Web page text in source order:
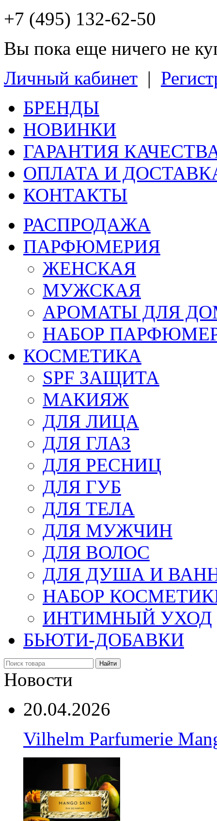
+7 (495) 132-62-50
Вы пока еще ничего не
Личный кабинет |
БРЕНДЫ
НОВИНКИ
ГАРАНТИЯ
ОПЛАТА И
КОНТАКТЫ
РАСПРОДАЖА
ПАРФЮМЕРИЯ
ЖЕНСКАЯ
МУЖСКАЯ
АРОМАТЫ ДЛЯ
НАБОР
КОСМЕТИКА
SPF ЗАЩИТА
МАКИЯЖ
ДЛЯ ЛИЦА
ДЛЯ ГЛАЗ
ДЛЯ РЕСНИЦ
ДЛЯ ГУБ
ДЛЯ ТЕЛА
ДЛЯ МУЖЧИН
ДЛЯ ВОЛОС
ДЛЯ ДУША И
НАБОР
ИНТИМНЫЙ УХОД
БЬЮТИ-ДОБАВКИ
Найти
Новости
20.04.2026
Vilhelm Parfumerie